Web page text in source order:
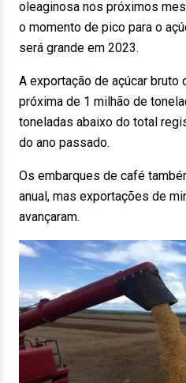
oleaginosa nos próximos
o momento de pico para o
será grande em 2023.
A exportação de açúcar bruto
próxima de 1 milhão de
toneladas abaixo do total
do ano passado.
Os embarques de café
anual, mas exportações de
avançaram.